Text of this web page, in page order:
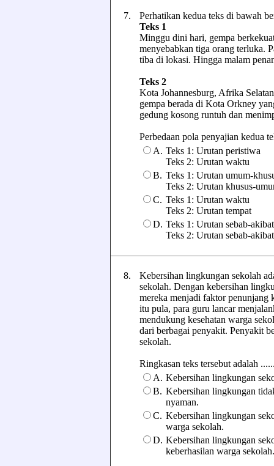
7.
Perhatikan kedua teks di bawah
Teks 1
Minggu dini hari, gempa
menyebabkan tiga orang terluka.
tiba di lokasi. Hingga malam
Teks 2
Kota Johannesburg, Afrika
gempa berada di Kota Orkney
gedung kosong runtuh dan
Perbedaan pola penyajian kedua
A. Teks 1: Urutan peristiwa
Teks 2: Urutan waktu
B. Teks 1: Urutan umum-
Teks 2: Urutan khusus-
C. Teks 1: Urutan waktu
Teks 2: Urutan tempat
D. Teks 1: Urutan sebab-akibat
Teks 2: Urutan sebab-akibat
8.
Kebersihan lingkungan sekolah
sekolah. Dengan kebersihan
mereka menjadi faktor penunjang
itu pula, para guru lancar
mendukung kesehatan warga
dari berbagai penyakit. Penyakit
sekolah.
Ringkasan teks tersebut adalah
A. Kebersihan lingkungan
B. Kebersihan lingkungan
nyaman.
C. Kebersihan lingkungan
warga sekolah.
D. Kebersihan lingkungan
keberhasilan warga sekolah.